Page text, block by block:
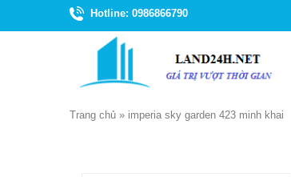
Hotline: 0986866790
Trang chủ » imperia sky garden 423 minh khai